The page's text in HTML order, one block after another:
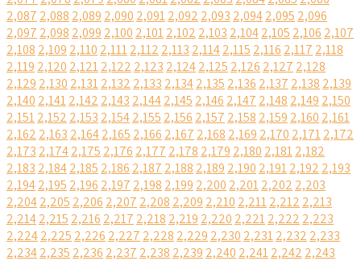
2,087 2,088 2,089 2,090 2,0912,092 2,093 2,0942,095 2,096
2,097 2,098 2,099 2,100 2,1012,102 2,103 2,1042,105 2,106 2,107
2,108 2,109 2,110 2,1112,112 2,113 2,1142,115 2,116 2,117 2,118
2,119 2,120 2,1212,122 2,123 2,1242,125 2,126 2,127 2,128
2,129 2,130 2,1312,132 2,133 2,1342,135 2,136 2,137 2,138 2,139
2,140 2,1412,142 2,143 2,1442,145 2,146 2,147 2,148 2,149 2,150
2,1512,152 2,153 2,1542,155 2,156 2,157 2,158 2,159 2,160 2,161
2,162 2,163 2,1642,165 2,166 2,167 2,168 2,169 2,170 2,1712,172
2,173 2,1742,175 2,176 2,177 2,178 2,179 2,180 2,1812,182
2,183 2,1842,185 2,186 2,187 2,188 2,189 2,190 2,1912,192 2,193
2,1942,195 2,196 2,197 2,198 2,199 2,200 2,2012,202 2,203
2,2042,205 2,206 2,207 2,208 2,209 2,210 2,2112,212 2,213
2,2142,215 2,216 2,217 2,218 2,219 2,220 2,2212,222 2,223
2,2242,225 2,226 2,227 2,228 2,229 2,230 2,2312,232 2,233
2,2342,235 2,236 2,237 2,238 2,239 2,240 2,2412,242 2,243